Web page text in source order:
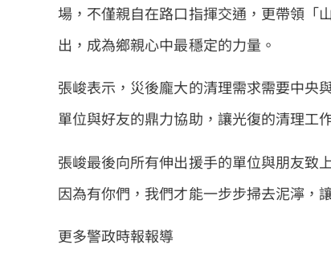
場，不僅親自在路口指揮交通，更帶領「
出，成為鄉親心中最穩定的力量。
張峻表示，災後龐大的清理需求需要中央
單位與好友的鼎力協助，讓光復的清理工
張峻最後向所有伸出援手的單位與朋友致
因為有你們，我們才能一步步掃去泥濘，
更多警政時報報導